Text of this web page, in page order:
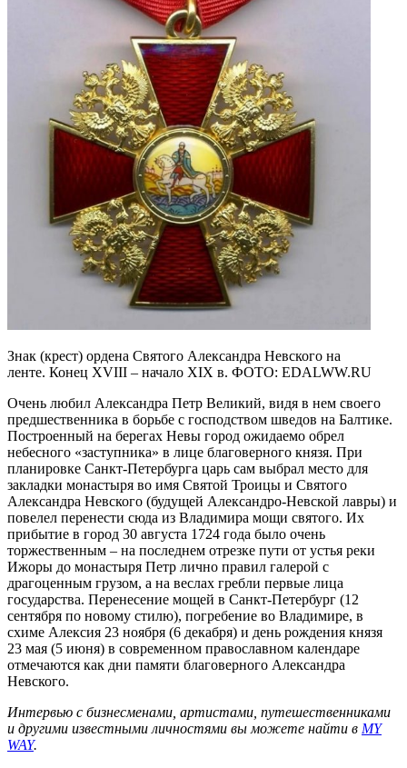
Знак (крест) ордена Святого Александра Невского на
ленте. Конец XVIII – начало XIX в. ФОТО: EDALWW.RU
Очень любил Александра Петр Великий, видя в нем своего
предшественника в борьбе с господством шведов на Балтике.
Построенный на берегах Невы город ожидаемо обрел
небесного «заступника» в лице благоверного князя. При
планировке Санкт-Петербурга царь сам выбрал место для
закладки монастыря во имя Святой Троицы и Святого
Александра Невского (будущей Александро-Невской лавры) и
повелел перенести сюда из Владимира мощи святого. Их
прибытие в город 30 августа 1724 года было очень
торжественным – на последнем отрезке пути от устья реки
Ижоры до монастыря Петр лично правил галерой с
драгоценным грузом, а на веслах гребли первые лица
государства. Перенесение мощей в Санкт-Петербург (12
сентября по новому стилю), погребение во Владимире, в
схиме Алексия 23 ноября (6 декабря) и день рождения князя
23 мая (5 июня) в современном православном календаре
отмечаются как дни памяти благоверного Александра
Невского.
Интервью с бизнесменами, артистами, путешественниками
и другими известными личностями вы можете найти в MY
WAY.